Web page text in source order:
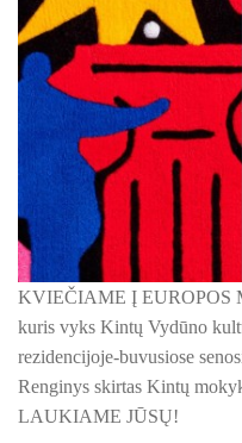
KPD
KPD
KPD
KPD
KPD
KPD
PROJEKTAS
PROJEKTAS
KVIEČIAME Į EUROPOS
kuris vyks Kintų Vydūno
rezidencijoje-buvusiose
Renginys skirtas Kintų
LAUKIAME JŪSŲ!